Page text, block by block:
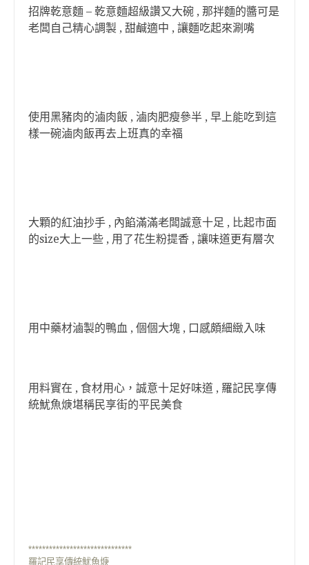
招牌乾意麵 – 乾意麵超級讚又大碗 , 那拌麵的醬可是
老闆自己精心調製 , 甜鹹適中 , 讓麵吃起來涮嘴
使用黑豬肉的滷肉飯 , 滷肉肥瘦參半 , 早上能吃到這
樣一碗滷肉飯再去上班真的幸福
大顆的紅油抄手 , 內餡滿滿老闆誠意十足 , 比起市面
的size大上一些 , 用了花生粉提香 , 讓味道更有層次
用中藥材滷製的鴨血 , 個個大塊 , 口感頗細緻入味
用料實在 , 食材用心，誠意十足好味道 , 羅記民享傳
統魷魚焿堪稱民享街的平民美食
******************************
羅記民享傳統魷魚焿